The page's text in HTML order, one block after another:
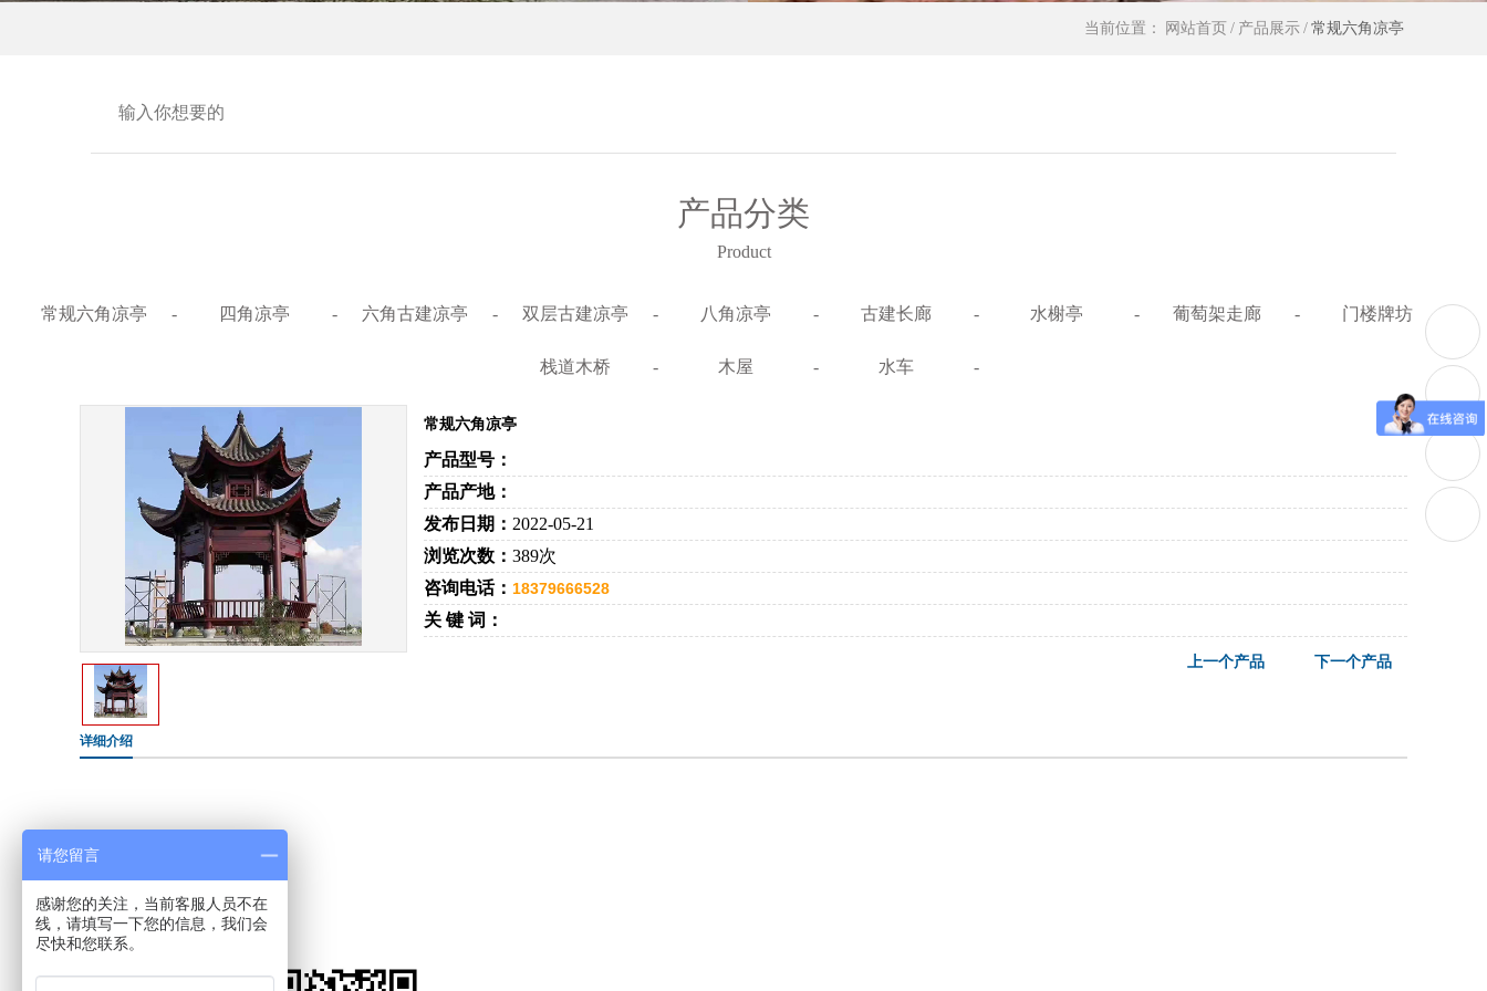
当前位置： 网站首页 / 产品展示 / 常规六角凉亭
产品分类
Product
常规六角凉亭 - 四角凉亭 - 六角古建凉亭 - 双层古建凉亭 - 八角凉亭 - 古建长廊 - 水榭亭 - 葡萄架走廊 - 门楼牌坊
栈道木桥 - 木屋 - 水车 -
常规六角凉亭
产品型号：
产品产地：
发布日期： 2022-05-21
浏览次数： 389次
咨询电话： 18379666528
关 键 词：
下一个产品
上一个产品
详细介绍
请您留言
感谢您的关注，当前客服人员不在
线，请填写一下您的信息，我们会
尽快和您联系。